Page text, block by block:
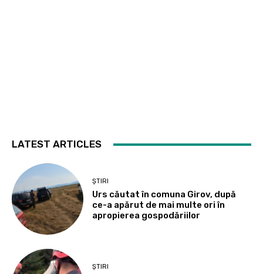
LATEST ARTICLES
ȘTIRI
Urs căutat în comuna Girov, după
ce-a apărut de mai multe ori în
apropierea gospodăriilor
ȘTIRI